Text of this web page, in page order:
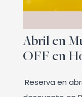
Abril en
OFF en
Reserva en